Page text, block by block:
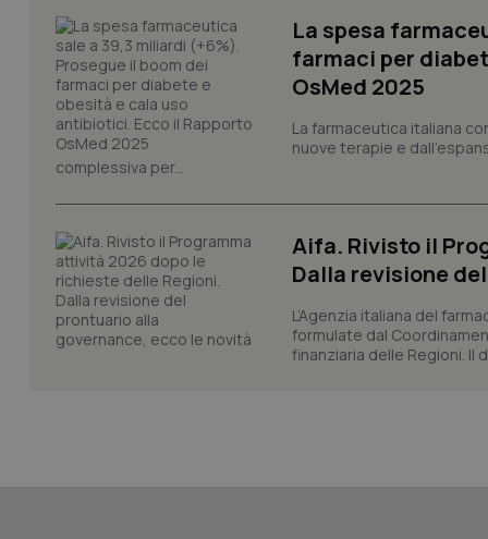
La spesa
farmaci per
OsMed 2025
La farmaceutica italiana
nuove terapie e
complessiva per...
Aifa. Rivisto il
Dalla revisione
L’Agenzia italiana del
formulate dal
finanziaria delle Regioni. Il
tracking-sites-
tracking-enable
tracking-sites-
_ga